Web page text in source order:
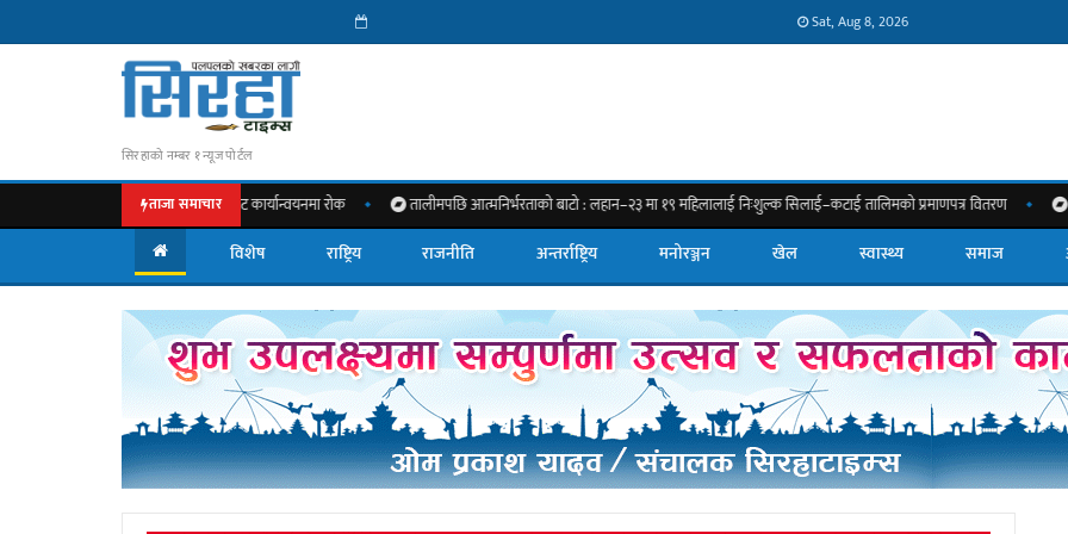
Sat, Aug 8, 2026
सिरहाको नम्बर १ न्यूज पोर्टल
ताजा समाचार
हस्तक्षेप, विकास बजेट कार्यान्वयनमा रोक तालीमपछि आत्मनिर्भरताको बाटो : लहान–२३ मा १९ महिलालाई निःशुल्क सिलाई–कटाई तालिमको प्रमाणपत्र वितरण नारामा होइन,
विशेष राष्ट्रिय राजनीति अन्तर्राष्ट्रिय मनोरञ्जन खेल स्वास्थ्य समाज